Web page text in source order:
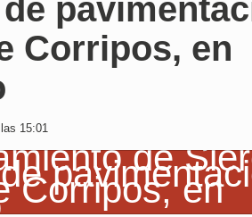
Corripos, en
15:01